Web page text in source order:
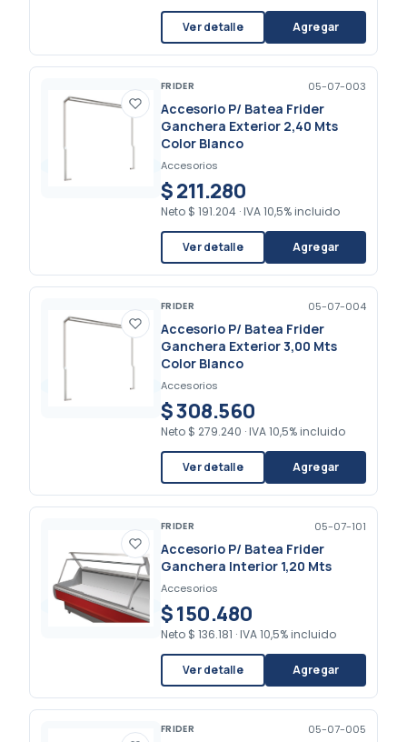
Ver detalle Agregar
FRIDER 05-07-003
Accesorio P/ Batea Frider
Ganchera Exterior 2,40 Mts
Color Blanco
Accesorios
$ 211.280
Neto $ 191.204 · IVA 10,5% incluido
Ver detalle Agregar
FRIDER 05-07-004
Accesorio P/ Batea Frider
Ganchera Exterior 3,00 Mts
Color Blanco
Accesorios
$ 308.560
Neto $ 279.240 · IVA 10,5% incluido
Ver detalle Agregar
FRIDER 05-07-101
Accesorio P/ Batea Frider
Ganchera Interior 1,20 Mts
Accesorios
$ 150.480
Neto $ 136.181 · IVA 10,5% incluido
Ver detalle Agregar
FRIDER 05-07-005